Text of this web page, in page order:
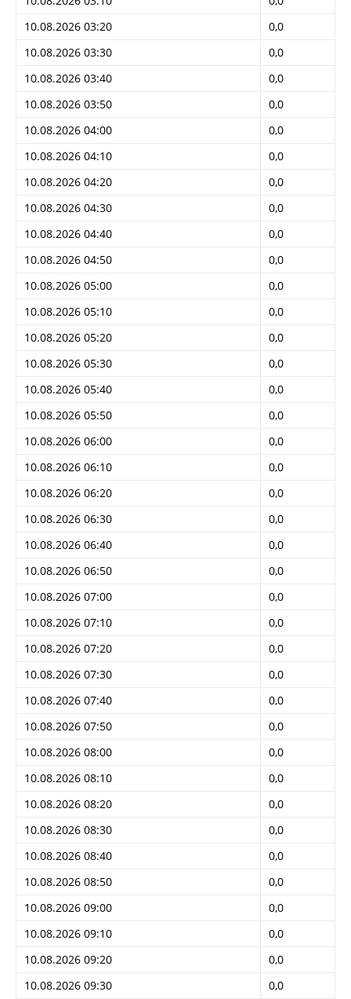
10.08.2026 03:20
0,0
10.08.2026 03:30
0,0
10.08.2026 03:40
0,0
10.08.2026 03:50
0,0
10.08.2026 04:00
0,0
10.08.2026 04:10
0,0
10.08.2026 04:20
0,0
10.08.2026 04:30
0,0
10.08.2026 04:40
0,0
10.08.2026 04:50
0,0
10.08.2026 05:00
0,0
10.08.2026 05:10
0,0
10.08.2026 05:20
0,0
10.08.2026 05:30
0,0
10.08.2026 05:40
0,0
10.08.2026 05:50
0,0
10.08.2026 06:00
0,0
10.08.2026 06:10
0,0
10.08.2026 06:20
0,0
10.08.2026 06:30
0,0
10.08.2026 06:40
0,0
10.08.2026 06:50
0,0
10.08.2026 07:00
0,0
10.08.2026 07:10
0,0
10.08.2026 07:20
0,0
10.08.2026 07:30
0,0
10.08.2026 07:40
0,0
10.08.2026 07:50
0,0
10.08.2026 08:00
0,0
10.08.2026 08:10
0,0
10.08.2026 08:20
0,0
10.08.2026 08:30
0,0
10.08.2026 08:40
0,0
10.08.2026 08:50
0,0
10.08.2026 09:00
0,0
10.08.2026 09:10
0,0
10.08.2026 09:20
0,0
10.08.2026 09:30
0,0